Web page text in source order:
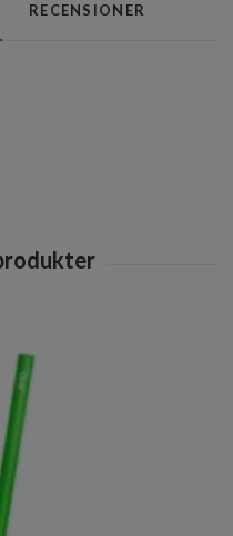
RECENSIONER